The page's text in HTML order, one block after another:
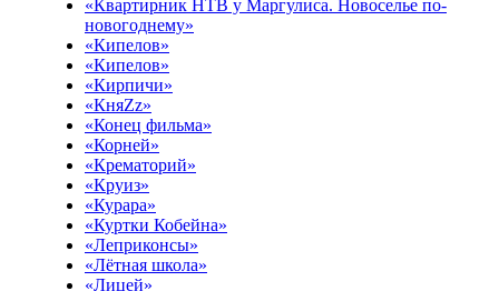
«Квартирник НТВ у Маргулиса. Новоселье по-
новогоднему»
«Кипелов»
«Кипелов»
«Кирпичи»
«КняZz»
«Конец фильма»
«Корней»
«Крематорий»
«Круиз»
«Курара»
«Куртки Кобейна»
«Леприконсы»
«Лётная школа»
«Лицей»